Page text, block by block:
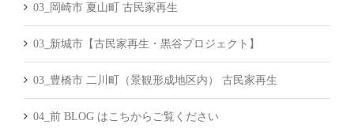
03_岡崎市 夏山町 古民家再生
03_新城市【古民家再生・黒谷プロジェクト】
03_豊橋市 二川町（景観形成地区内） 古民家再生
04_前 BLOG はこちからご覧ください